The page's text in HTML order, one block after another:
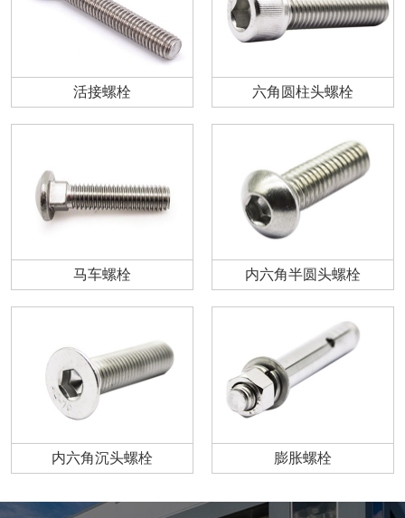
活接螺栓 六角圆柱头螺栓
马车螺栓 内六角半圆头螺栓
内六角沉头螺栓 膨胀螺栓